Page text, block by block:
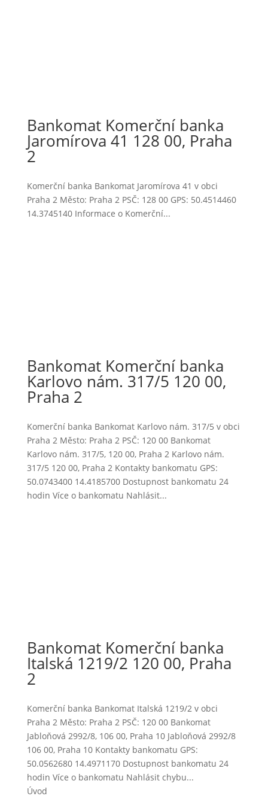
Bankomat Komerční banka
Jaromírova 41 128 00, Praha
2
Komerční banka Bankomat Jaromírova 41 v obci
Praha 2 Město: Praha 2 PSČ: 128 00 GPS: 50.4514460
14.3745140 Informace o Komerční...
Bankomat Komerční banka
Karlovo nám. 317/5 120 00,
Praha 2
Komerční banka Bankomat Karlovo nám. 317/5 v obci
Praha 2 Město: Praha 2 PSČ: 120 00 Bankomat
Karlovo nám. 317/5, 120 00, Praha 2 Karlovo nám.
317/5 120 00, Praha 2 Kontakty bankomatu GPS:
50.0743400 14.4185700 Dostupnost bankomatu 24
hodin Více o bankomatu Nahlásit...
Bankomat Komerční banka
Italská 1219/2 120 00, Praha
2
Komerční banka Bankomat Italská 1219/2 v obci
Praha 2 Město: Praha 2 PSČ: 120 00 Bankomat
Jabloňová 2992/8, 106 00, Praha 10 Jabloňová 2992/8
106 00, Praha 10 Kontakty bankomatu GPS:
50.0562680 14.4971170 Dostupnost bankomatu 24
hodin Více o bankomatu Nahlásit chybu...
Úvod